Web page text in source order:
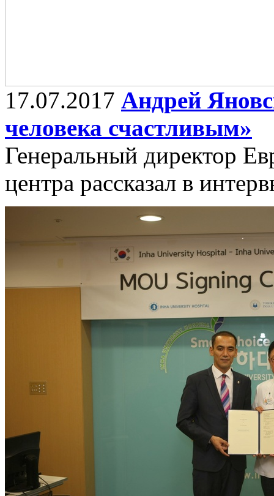
17.07.2017 Андрей
человека счастливым»
Генеральный директор
центра рассказал в